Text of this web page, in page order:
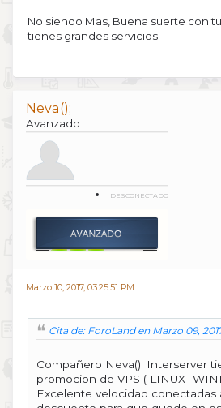
No siendo Mas, Buena suerte con
tienes grandes servicios.
Neva();
Avanzado
DESCONECTADO
Marzo 10, 2017, 03:25:51 PM
Cita de: ForoLand en Marzo 09,
Compañero Neva(); Interserver
promocion de VPS ( LINUX-
Excelente velocidad conectadas